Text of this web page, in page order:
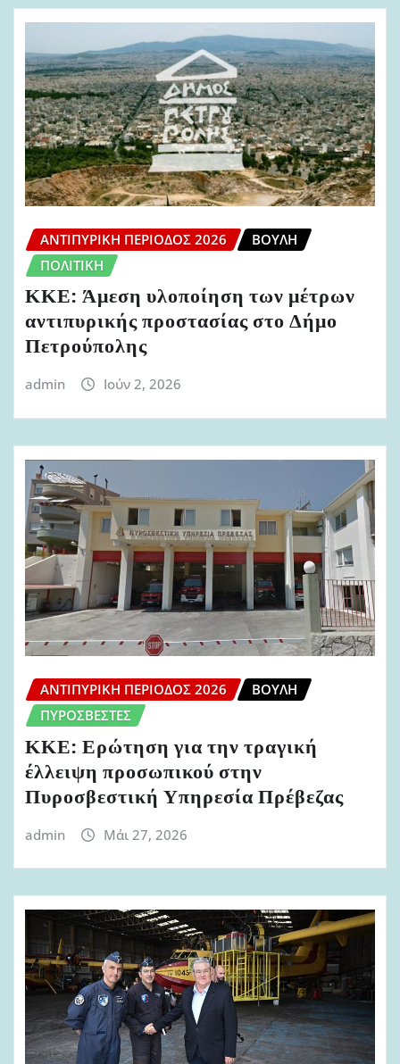
ΑΝΤΙΠΥΡΙΚΉ ΠΕΡΊΟΔΟΣ 2026
ΒΟΥΛΉ
ΠΟΛΙΤΙΚΉ
ΚΚΕ: Άμεση υλοποίηση των μέτρων
αντιπυρικής προστασίας στο Δήμο
Πετρούπολης
admin Ιούν 2, 2026
ΑΝΤΙΠΥΡΙΚΉ ΠΕΡΊΟΔΟΣ 2026
ΒΟΥΛΉ
ΠΥΡΟΣΒΈΣΤΕΣ
ΚΚΕ: Ερώτηση για την τραγική
έλλειψη προσωπικού στην
Πυροσβεστική Υπηρεσία Πρέβεζας
admin Μάι 27, 2026